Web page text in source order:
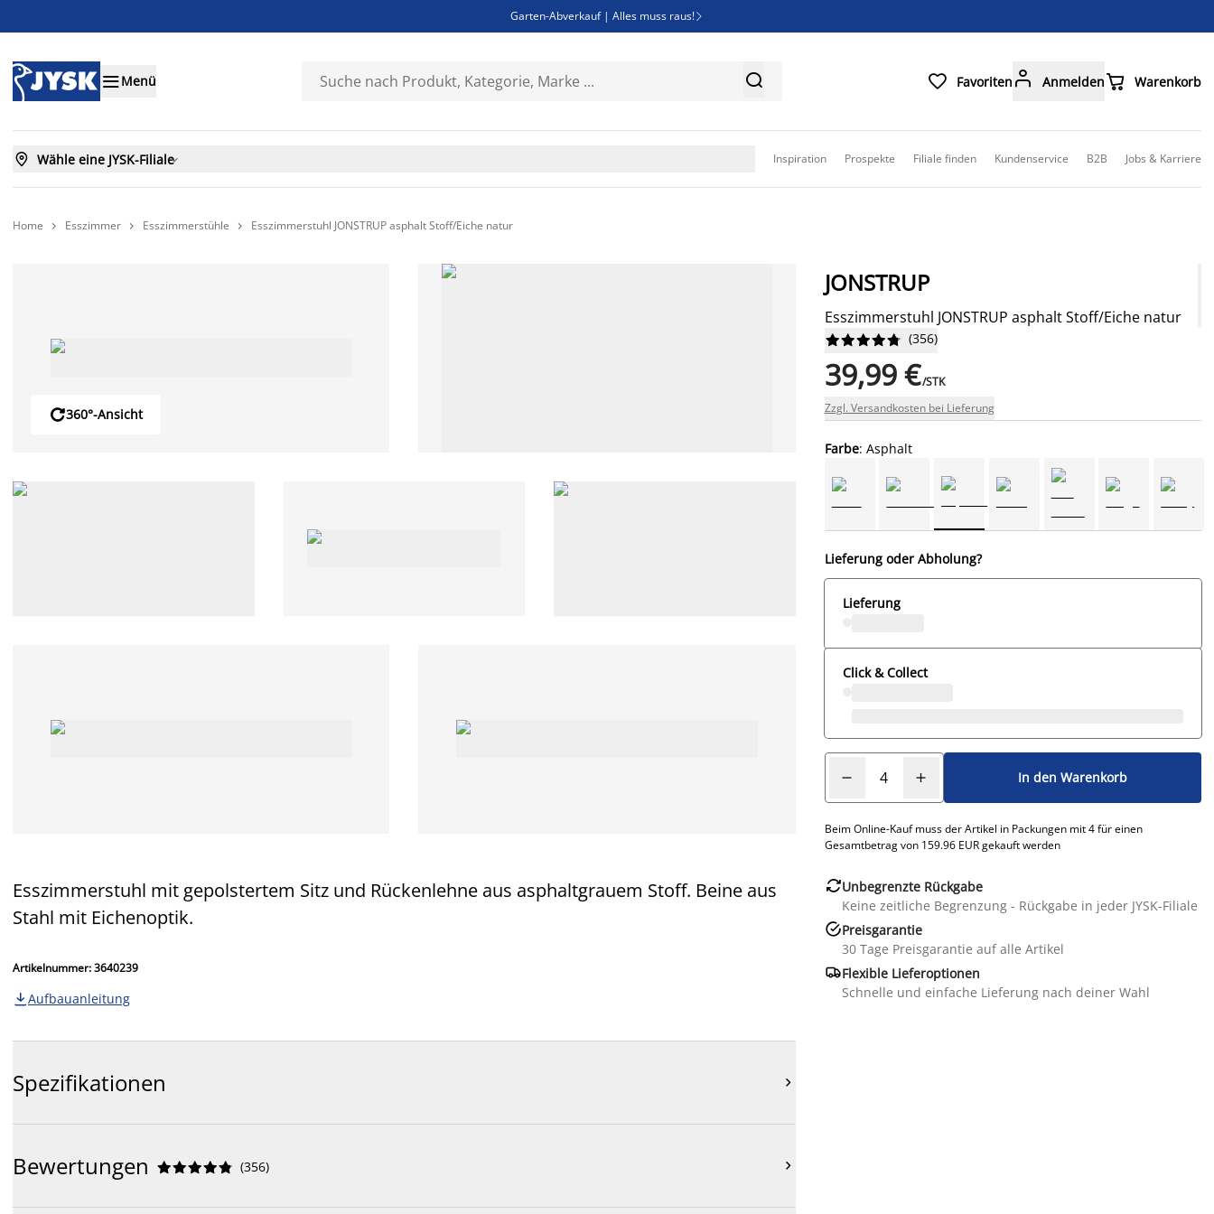
Garten-Abverkauf | Alles muss raus! 
Bist du Unternehmer? Entdecke JYSK-B2B
Menü   Favoriten  Anmelden Warenkorb
 Wähle eine JYSK-Filiale Inspiration Prospekte Filiale finden Kundenservice B2B Jobs & Karriere
Home  Esszimmer  Esszimmerstühle  Esszimmerstuhl JONSTRUP asphalt Stoff/Eiche natur
360°-Ansicht
Esszimmerstuhl mit gepolstertem Sitz und Rückenlehne aus asphaltgrauem Stoff. Beine aus
Stahl mit Eichenoptik.
Artikelnummer: 3640239
 Aufbauanleitung
Spezifikationen 
Bewertungen 




 (356) 
JONSTRUP
Esszimmerstuhl JONSTRUP asphalt Stoff/Eiche natur





 (356)
39,99 €/STK
Zzgl. Versandkosten bei Lieferung
Farbe: Asphalt
Lieferung oder Abholung?
Lieferung
Click & Collect
In den Warenkorb
Beim Online-Kauf muss der Artikel in Packungen mit 4 für einen
Gesamtbetrag von 159.96 EUR gekauft werden
Unbegrenzte Rückgabe
Keine zeitliche Begrenzung - Rückgabe in jeder JYSK-Filiale
Preisgarantie
30 Tage Preisgarantie auf alle Artikel
Flexible Lieferoptionen
Schnelle und einfache Lieferung nach deiner Wahl